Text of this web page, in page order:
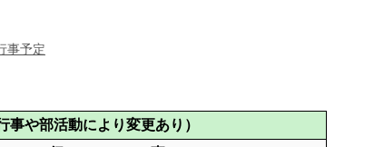
事予定
や部活動により変更あり）